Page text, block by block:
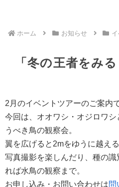
ホーム お知らせ
「冬の王者をみる
2月のイベントツアーのご案内で
今回は、オオワシ・オジロワ
うべき鳥の観察会。
翼を広げると2mをゆうに越え
写真撮影を楽しんだり、種の
れば水鳥の観察まで。
お申し込み・お問い合わせは問